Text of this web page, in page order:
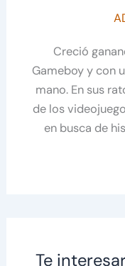
Creció
Gameboy y con
mano. En sus
de los
en busca de
Te